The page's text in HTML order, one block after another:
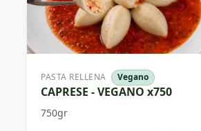
PASTA RELLENA Vegano
CAPRESE - VEGANO x750
750gr